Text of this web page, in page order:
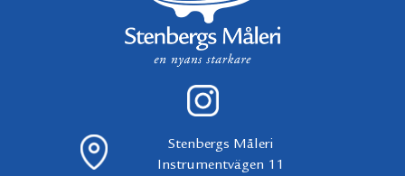
Stenbergs Måleri
Instrumentvägen 11